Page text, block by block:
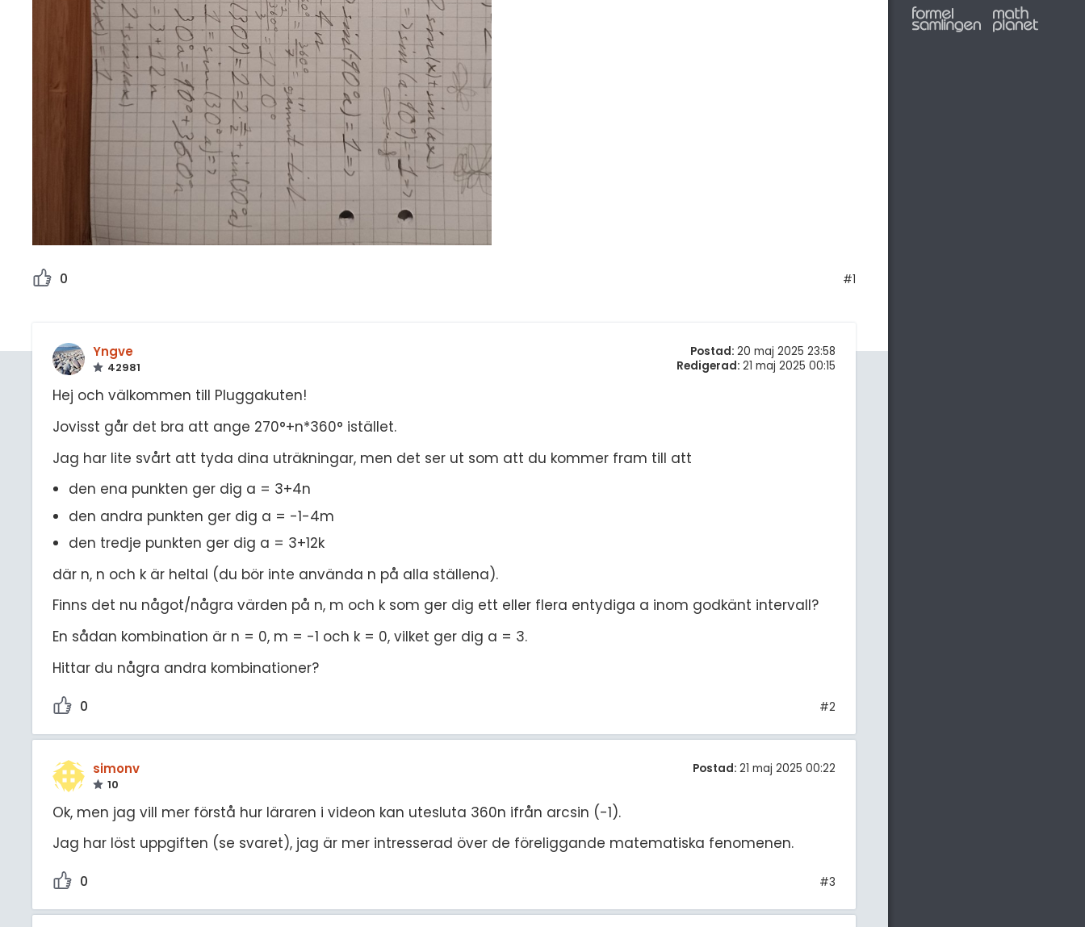
0 #1
Yngve
42981
Postad: 20 maj 2025 23:58
Redigerad: 21 maj 2025 00:15
Hej och välkommen till Pluggakuten!
Jovisst går det bra att ange 270°+n*360° istället.
Jag har lite svårt att tyda dina uträkningar, men det ser ut som att du kommer fram till att
den ena punkten ger dig a = 3+4n
den andra punkten ger dig a = -1-4m
den tredje punkten ger dig a = 3+12k
där n, n och k är heltal (du bör inte använda n på alla ställena).
Finns det nu något/några värden på n, m och k som ger dig ett eller flera entydiga a inom godkänt intervall?
En sådan kombination är n = 0, m = -1 och k = 0, vilket ger dig a = 3.
Hittar du några andra kombinationer?
0 #2
simonv
10
Postad: 21 maj 2025 00:22
Ok, men jag vill mer förstå hur läraren i videon kan utesluta 360n ifrån arcsin (-1).
Jag har löst uppgiften (se svaret), jag är mer intresserad över de föreliggande matematiska fenomenen.
0 #3